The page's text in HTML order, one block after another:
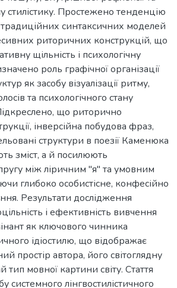
стилістику. Простежено тенденцію
синтаксичних моделей
риторичних конструкцій, що
щільність і психологічну
роль графічної організації
як засобу візуалізації ритму,
та психологічного стану
що риторично
інверсійна побудова фраз,
структури в поезії Каменюка
зміст, а й посилюють
між ліричним "я" та умовним
глибоко особистісне, конфесійно
Результати дослідження
і ефективність вивчення
як ключового чинника
ідіостилю, що відображає
простір автора, його світоглядну
тип мовної картини світу. Стаття
системного лінгвостилістичного